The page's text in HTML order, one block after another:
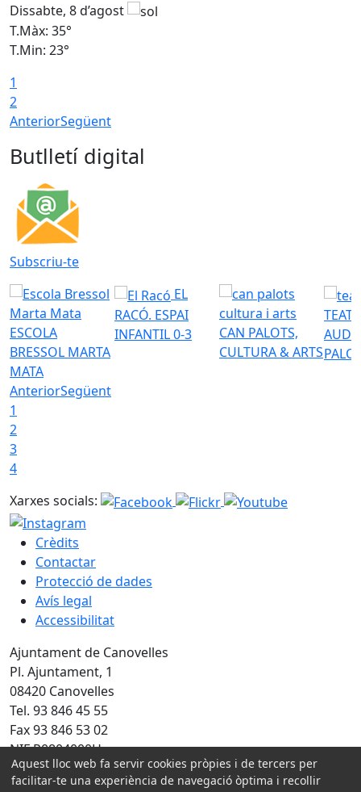
Dissabte, 8 d’agost
T.Màx: 35°
T.Min: 23°
1
2
AnteriorSegüent
Butlletí digital
Subscriu-te
ESCOLA
BRESSOL MARTA
MATA
EL
RACÓ. ESPAI
INFANTIL 0-3
CAN PALOTS,
CULTURA & ARTS
AnteriorSegüent
1
2
3
4
Xarxes socials:
Crèdits
Contactar
Protecció de dades
Avís legal
Accessibilitat
Ajuntament de Canovelles
Pl. Ajuntament, 1
08420 Canovelles
Tel. 93 846 45 55
Fax 93 846 53 02
NIF P0804000H
Amb la col·laboració de:
Aquest lloc web fa servir cookies pròpies i de tercers per
facilitar-te una experiència de navegació òptima i recollir